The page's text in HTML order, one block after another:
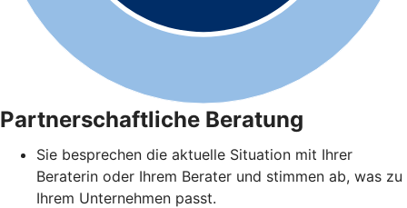
Partnerschaftliche Beratung
Sie besprechen die aktuelle Situation mit Ihrer
Beraterin oder Ihrem Berater und stimmen ab, was zu
Ihrem Unternehmen passt.